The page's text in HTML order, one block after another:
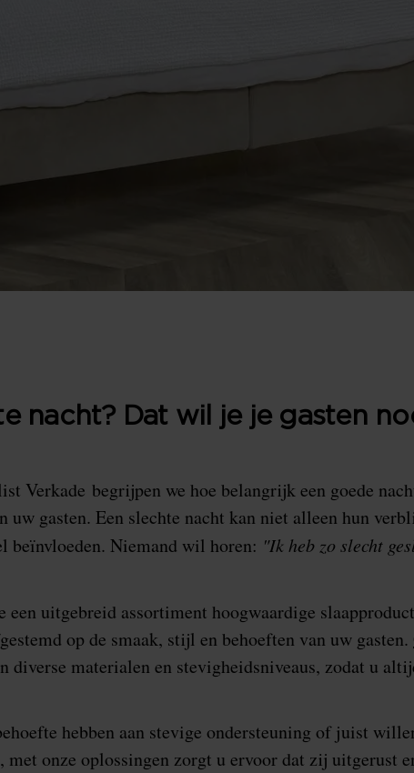
nacht? Dat wil je je gasten
Verkade begrijpen we hoe belangrijk een goede
uw gasten. Een slechte nacht kan niet alleen hun
beïnvloeden. Niemand wil horen: "Ik heb zo slecht
een uitgebreid assortiment hoogwaardige
op de smaak, stijl en behoeften van uw gasten.
diverse materialen en stevigheidsniveaus, zodat u
hebben aan stevige ondersteuning of juist
met onze oplossingen zorgt u ervoor dat zij uitgerust